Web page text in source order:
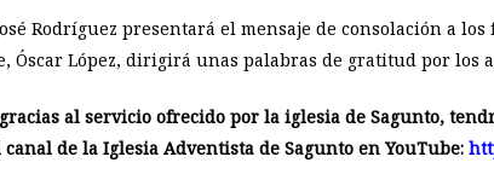
Rodríguez presentará el mensaje de consolación a
Óscar López, dirigirá unas palabras de gratitud por los
al servicio ofrecido por la iglesia de Sagunto,
de la Iglesia Adventista de Sagunto en YouTube: